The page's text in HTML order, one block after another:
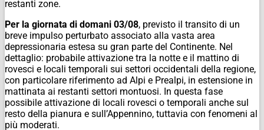
restanti zone.
Per la giornata di domani 03/08, previsto il transito di un
breve impulso perturbato associato alla vasta area
depressionaria estesa su gran parte del Continente. Nel
dettaglio: probabile attivazione tra la notte e il mattino di
rovesci e locali temporali sui settori occidentali della regione,
con particolare riferimento ad Alpi e Prealpi, in estensione in
mattinata ai restanti settori montuosi. In questa fase
possibile attivazione di locali rovesci o temporali anche sul
resto della pianura e sull’Appennino, tuttavia con fenomeni al
più moderati.